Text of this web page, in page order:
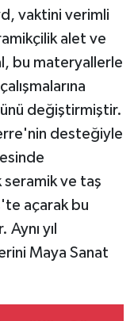
vaktini verimli
alet ve
bu materyallerle
değiştirmiştir.
desteğiyle
seramik ve taş
açarak bu
yıl
Maya Sanat